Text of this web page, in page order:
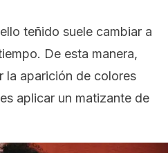
teñido suele cambiar a
De esta manera,
la aparición de colores
aplicar un matizante de